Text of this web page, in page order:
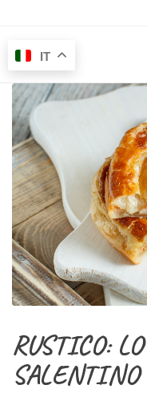
RUSTICO:
SALENTINO
IT